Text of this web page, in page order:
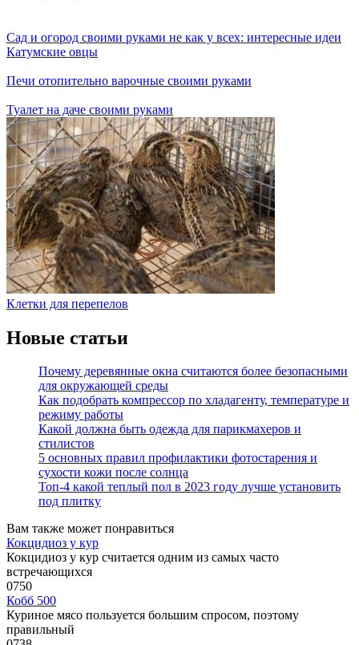
Сад и огород своими руками не как у всех: интересные идеи
Катумские овцы
Печи отопительно варочные своими руками
Туалет на даче своими руками
Клетки для перепелов
Новые статьи
Почему деревянные окна считаются более безопасными
для окружающей среды
Как подобрать компрессор по хладагенту, температуре и
режиму работы
Какой должна быть одежда для парикмахеров и
стилистов
5 основных правил профилактики фотостарения и
сухости кожи после солнца
Топ-4 какой теплый пол в 2023 году лучше установить
под плитку
Вам также может понравиться
Кокцидиоз у кур
Кокцидиоз у кур считается одним из самых часто
встречающихся
0750
Кобб 500
Куриное мясо пользуется большим спросом, поэтому
правильный